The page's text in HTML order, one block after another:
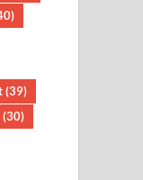
(39)
(30)